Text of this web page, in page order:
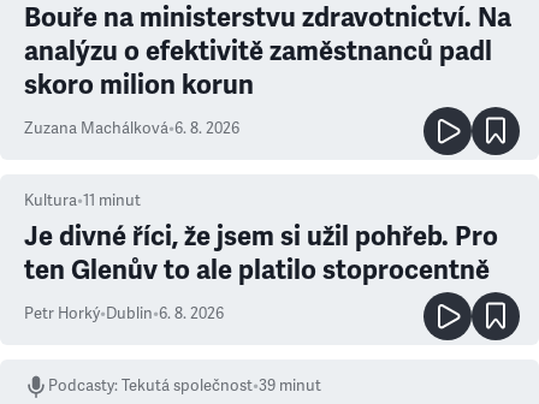
Bouře na ministerstvu zdravotnictví. Na
analýzu o efektivitě zaměstnanců padl
skoro milion korun
Zuzana Machálková•6. 8. 2026
Kultura•11 minut
Je divné říci, že jsem si užil pohřeb. Pro
ten Glenův to ale platilo stoprocentně
Petr Horký•Dublin•6. 8. 2026
Podcasty:Tekutá společnost•39 minut